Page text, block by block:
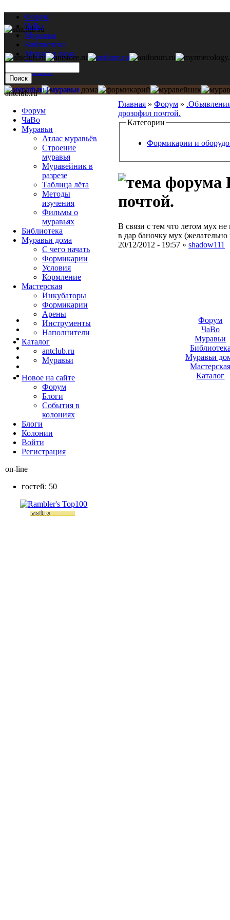
Форум
ЧаВо
Муравьи
Библиотека
Муравьи дома
Мастерская
Каталог
Главная » Форум »
дрозофил почтой.
Категории
Формикарии и
почтой.
В связи с тем что летом мух
в дар баночку мух
20/12/2012 - 19:57 » shadow111
antclub.ru
Форум
ЧаВо
Муравьи
Атлас муравьёв
Строение
муравья
Муравейник в
разрезе
Таблица лёта
Методы
изучения
Фильмы о
муравьях
Библиотека
Муравьи дома
С чего начать
Формикарии
Условия
Кормление
Мастерская
Инкубаторы
Формикарии
Арены
Инструменты
Наполнители
Каталог
antclub.ru
Муравьи
Новое на сайте
Форум
Блоги
События в
колониях
Блоги
Колонии
Войти
Peгиcтpaция
on-line
гостей: 50
Форум
ЧаВо
Муравьи
Муравьи
Каталог